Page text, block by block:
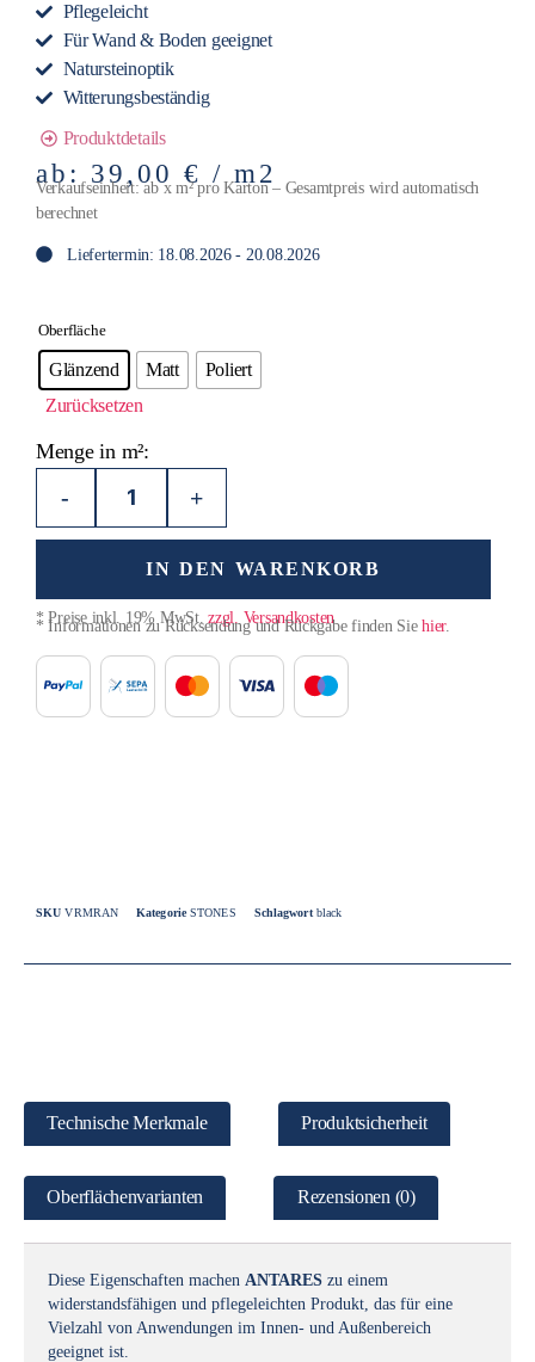
Pflegeleicht
Für Wand & Boden geeignet
Natursteinoptik
Witterungsbeständig
Produktdetails
ab:39,00 € / m2
Verkaufseinheit: ab x m² pro Karton – Gesamtpreis wird automatisch
berechnet
Liefertermin: 18.08.2026 - 20.08.2026
Oberfläche
Glänzend Matt
Poliert
Zurücksetzen
Menge in m²:
- +
IN DEN WARENKORB
* Preise inkl. 19% MwSt.zzgl. Versandkosten
* Informationen zu Rücksendung und Rückgabe finden Siehier.
SKUVRMRAN Kategorie STONES Schlagwort black
Technische Merkmale Produktsicherheit
Oberflächenvarianten Rezensionen (0)
Diese Eigenschaften machen ANTARES zu einem
widerstandsfähigen und pflegeleichten Produkt, das für eine
Vielzahl von Anwendungen im Innen- und Außenbereich
geeignet ist.